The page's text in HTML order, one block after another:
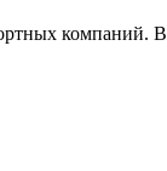
компаний. В